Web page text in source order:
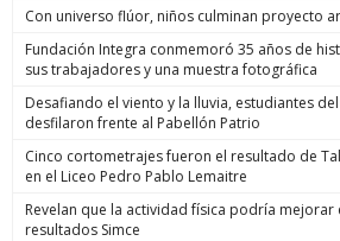
Con universo flúor, niños culminan proyecto
Fundación Integra conmemoró 35 años de
sus trabajadores y una muestra fotográfica
Desafiando el viento y la lluvia, estudiantes
desfilaron frente al Pabellón Patrio
Cinco cortometrajes fueron el resultado de
en el Liceo Pedro Pablo Lemaitre
Revelan que la actividad física podría
resultados Simce